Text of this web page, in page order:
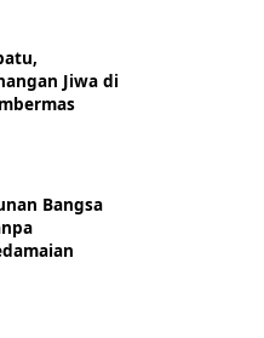
Jiwa di
Bangsa